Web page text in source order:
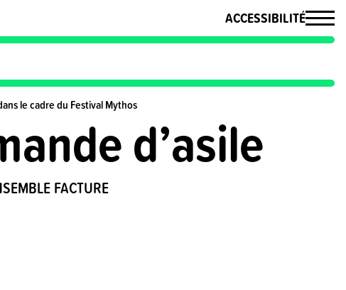
ACCESSIBILITÉ
le cadre du Festival Mythos
d’asile
FACTURE